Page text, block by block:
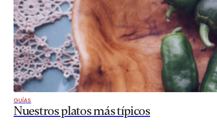
GUÍAS
Nuestros platos más típicos